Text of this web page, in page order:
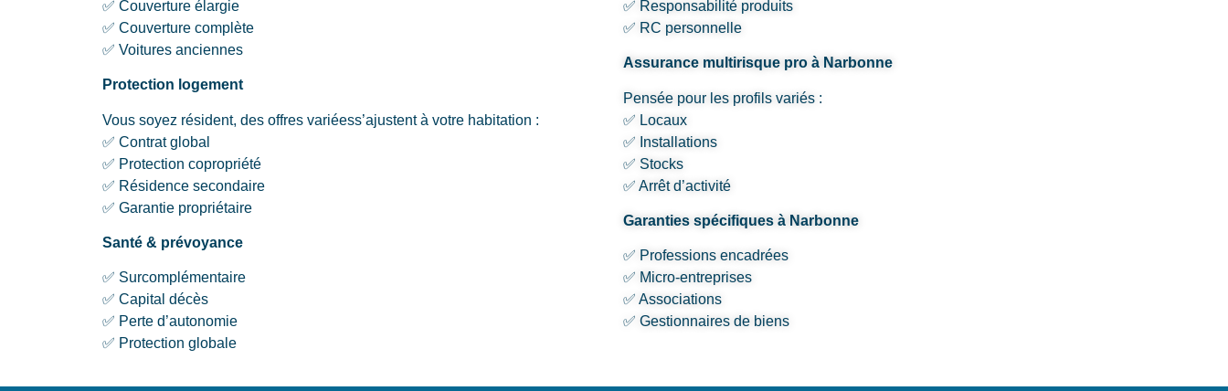
✅ Couverture élargie
✅ Couverture complète
✅ Voitures anciennes
Protection logement
Vous soyez résident, des offres variéess’ajustent à votre habitation :
✅ Contrat global
✅ Protection copropriété
✅ Résidence secondaire
✅ Garantie propriétaire
Santé & prévoyance
✅ Surcomplémentaire
✅ Capital décès
✅ Perte d’autonomie
✅ Protection globale
✅ Responsabilité produits
✅ RC personnelle
Assurance multirisque pro à Narbonne
Pensée pour les profils variés :
✅ Locaux
✅ Installations
✅ Stocks
✅ Arrêt d’activité
Garanties spécifiques à Narbonne
✅ Professions encadrées
✅ Micro-entreprises
✅ Associations
✅ Gestionnaires de biens